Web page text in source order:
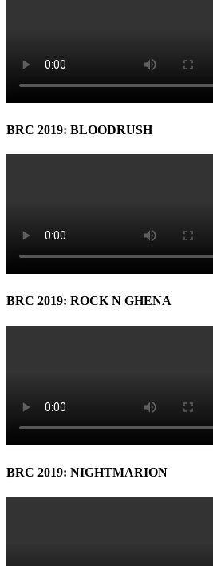
BRC 2019: BLOODRUSH
BRC 2019: ROCK N GHENA
BRC 2019: NIGHTMARION